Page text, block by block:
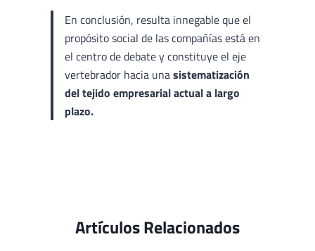
En conclusión, resulta innegable que el
propósito social de las compañías está en
el centro de debate y constituye el eje
vertebrador hacia unasistematización
del tejido empresarial actual a largo
plazo.
Artículos Relacionados